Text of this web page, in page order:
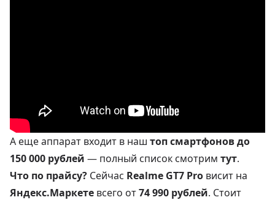
А еще аппарат входит в наш топ смартфонов до
150 000 рублей — полный список смотрим тут.
Что по прайсу? Сейчас Realme GT7 Pro висит на
Яндекс.Маркете всего от74 990 рублей. Стоит